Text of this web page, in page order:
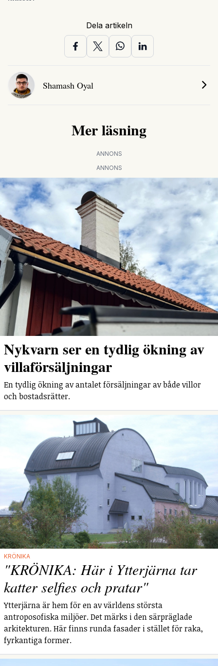
Dela artikeln
Shamash Oyal
Mer läsning
ANNONS
ANNONS
Nykvarn ser en tydlig ökning av
villaförsäljningar
En tydlig ökning av antalet försäljningar av både villor
och bostadsrätter.
KRÖNIKA
"KRÖNIKA: Här i Ytterjärna tar
katter selfies och pratar"
Ytterjärna är hem för en av världens största
antroposofiska miljöer. Det märks i den särpräglade
arkitekturen. Här finns runda fasader i stället för raka,
fyrkantiga former.